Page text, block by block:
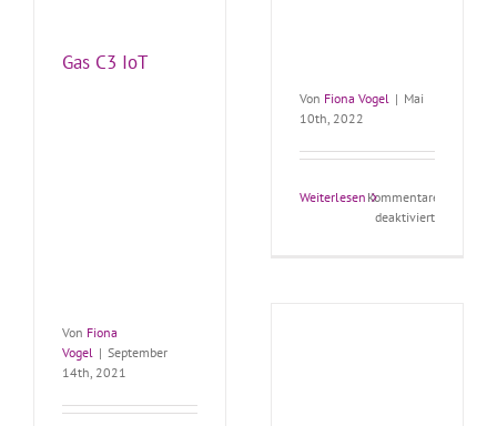
Von Fiona Vogel | Mai
10th, 2022
Weiterlesen Kommentare
deaktiviertfür
Gas C3 IoT
Von Fiona
Vogel | September
14th, 2021